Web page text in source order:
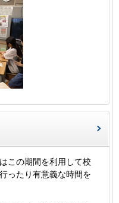
この期間を利用して校
ったり有意義な時間を